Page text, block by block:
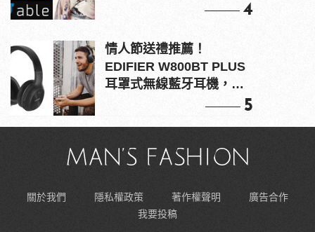
4
情人節送禮推薦！
EDIFIER W800BT PLUS
耳罩式無線藍牙耳機，在
5
關於我們 隱私權政策 著作權聲明
廣告合作
我要投稿